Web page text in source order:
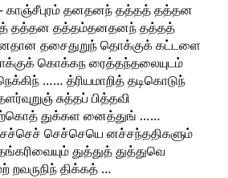
– காஞ்சீபுரம் தனதனந் தத்தத் தத்தன
தத்தன தத்தம்தனதனந் தத்தத்
தசைதுறுந் தொக்குக் கட்டளை
கொக்கந ரைத்தந்தலையுடம்
…… த்ரியமாறித் தடிகொடுந்
சுத்தப் பித்தவி
துக்கள னைத்துங் ……
செச்செயெ னச்சந்ததிகளும்
துத்துத் துத்துவெ
திக்கத் …